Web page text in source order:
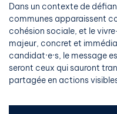
Dans un contexte de
communes apparaissent
cohésion sociale, et le
majeur, concret et
candidat·e·s, le message
seront ceux qui sauront
partagée en actions